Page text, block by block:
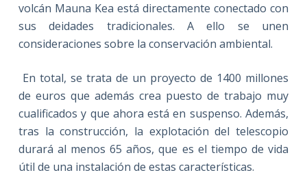
volcán Mauna Kea está directamente conectado con
sus deidades tradicionales. A ello se unen
consideraciones sobre la conservación ambiental.
En total, se trata de un proyecto de 1400 millones
de euros que además crea puesto de trabajo muy
cualificados y que ahora está en suspenso. Además,
tras la construcción, la explotación del telescopio
durará al menos 65 años, que es el tiempo de vida
útil de una instalación de estas características.